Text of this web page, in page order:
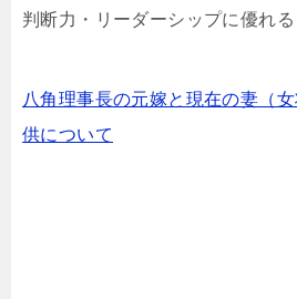
判断力・リーダーシップに優れる
八角理事長の元嫁と現在の妻（
供について